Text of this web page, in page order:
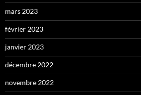
mars 2023
février 2023
janvier 2023
décembre 2022
novembre 2022